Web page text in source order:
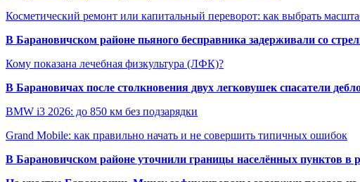
Косметический ремонт или капитальный переворот: как выбрать
В Барановичском районе пьяного бесправника задерживали со
Кому показана лечебная физкультура (ЛФК)?
В Барановичах после столкновения двух легковушек спасатели
BMW i3 2026: до 850 км без подзарядки
Grand Mobile: как правильно начать и не совершить типичных ошибок
В Барановичском районе уточнили границы населённых пунктов в